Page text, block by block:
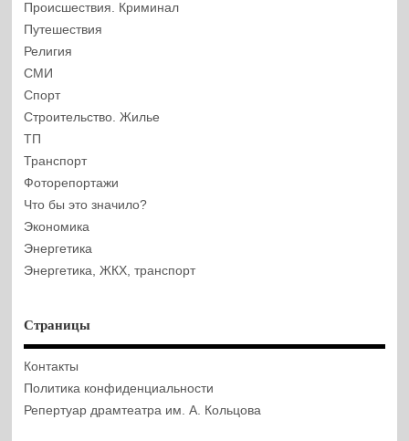
Происшествия. Криминал
Путешествия
Религия
СМИ
Спорт
Строительство. Жилье
ТП
Транспорт
Фоторепортажи
Что бы это значило?
Экономика
Энергетика
Энергетика, ЖКХ, транспорт
Страницы
Контакты
Политика конфиденциальности
Репертуар драмтеатра им. А. Кольцова